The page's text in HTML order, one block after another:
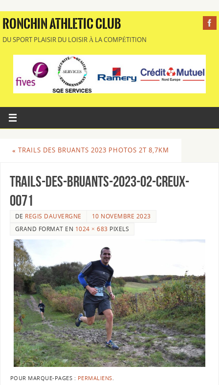
RONCHIN ATHLETIC CLUB
DU SPORT PLAISIR DU LOISIR À LA COMPÉTITION
« TRAILS DES BRUANTS 2023 PHOTOS 2T 8,7KM
Trails-des-Bruants-2023-02-Creux-
0071
DE REGIS DAUVERGNE
10 NOVEMBRE 2023
GRAND FORMAT EN 1024 × 683 PIXELS
POUR MARQUE-PAGES : PERMALIENS.